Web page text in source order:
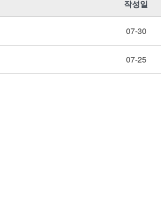
색
작성일
07-30
07-25